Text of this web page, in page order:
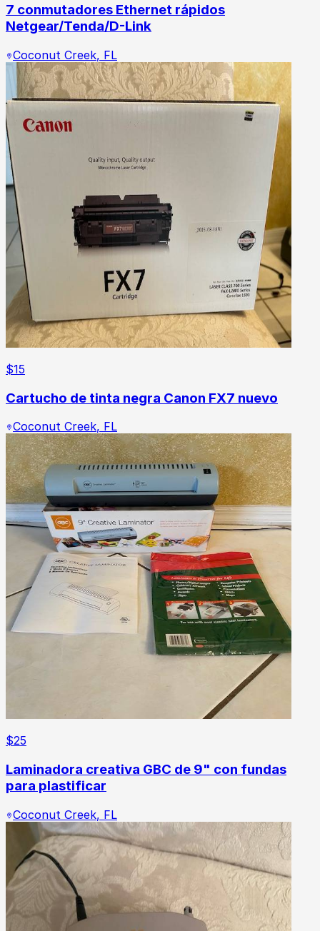
7 conmutadores Ethernet rápidos
Netgear/Tenda/D-Link
Coconut Creek, FL
$15
Cartucho de tinta negra Canon FX7 nuevo
Coconut Creek, FL
$25
Laminadora creativa GBC de 9" con fundas
para plastificar
Coconut Creek, FL